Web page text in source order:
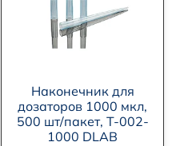
Наконечник для
дозаторов 1000 мкл,
500 шт/пакет, T-002-
1000 DLAB